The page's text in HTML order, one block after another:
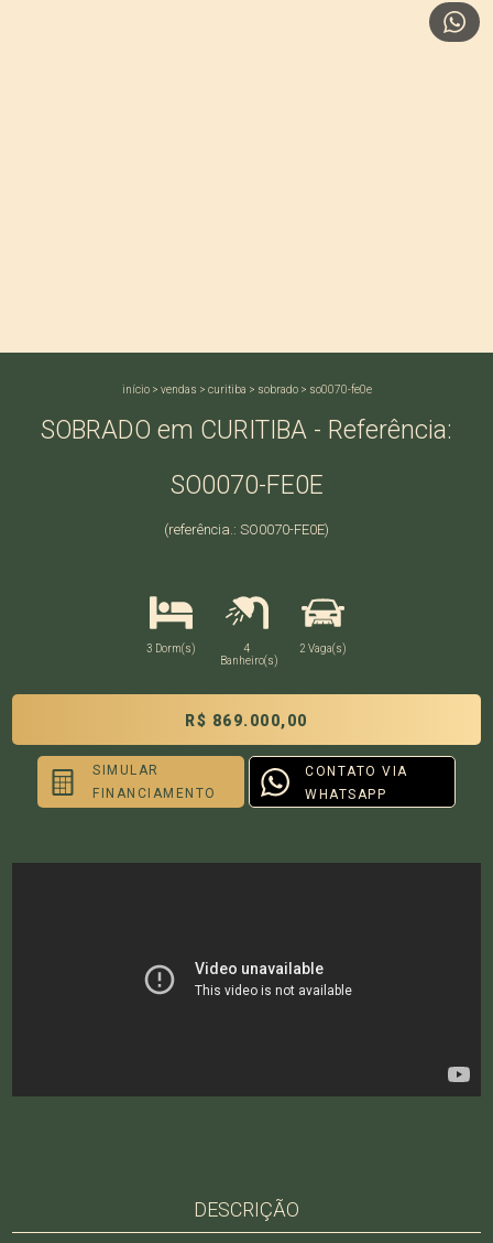
início> vendas > curitiba > sobrado> so0070-fe0e
SOBRADO em CURITIBA - Referência:
SO0070-FE0E
(referência.: SO0070-FE0E)
3 Dorm(s)
4
Banheiro(s)
2 Vaga(s)
R$ 869.000,00
SIMULAR
FINANCIAMENTO
CONTATO VIA
WHATSAPP
DESCRIÇÃO